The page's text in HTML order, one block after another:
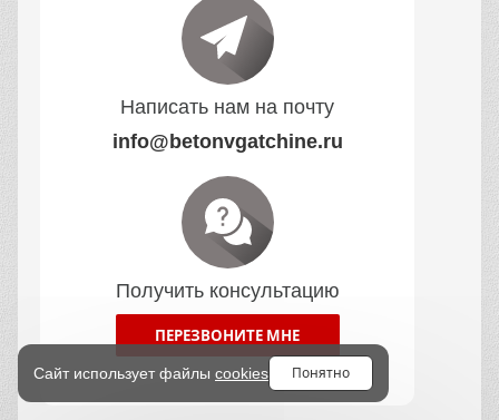
Написать нам на почту
info@betonvgatchine.ru
Получить консультацию
ПЕРЕЗВОНИТЕ МНЕ
Сайт использует файлы cookies Понятно